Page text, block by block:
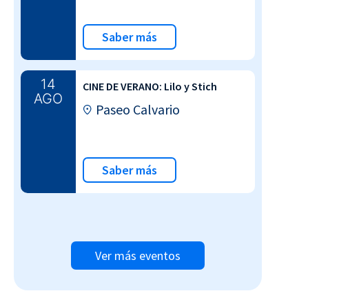
Saber más
14
AGO
CINE DE VERANO: Lilo y Stich
Paseo Calvario
Saber más
Ver más eventos